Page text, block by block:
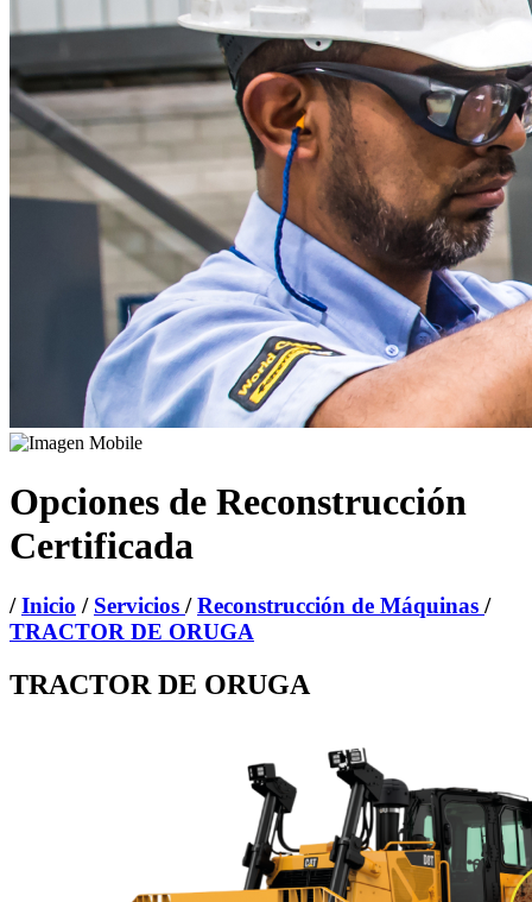
Opciones de Reconstrucción
Certificada
/Inicio / Servicios /Reconstrucción de Máquinas /
TRACTOR DE ORUGA
TRACTOR DE ORUGA